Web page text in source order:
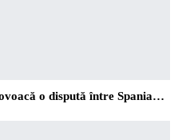
o dispută între Spania…